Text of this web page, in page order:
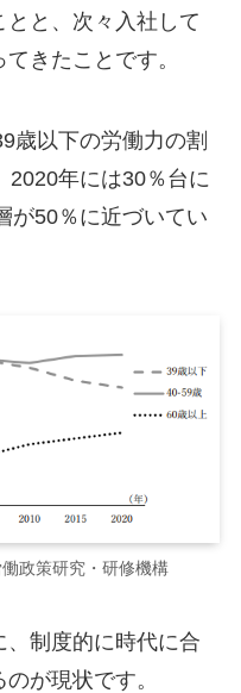
とと、次々入社して
きたことです。
歳以下の労働力の割
2020年には30％台に
が50％に近づいてい
政策研究・研修機構
制度的に時代に合
が現状です。